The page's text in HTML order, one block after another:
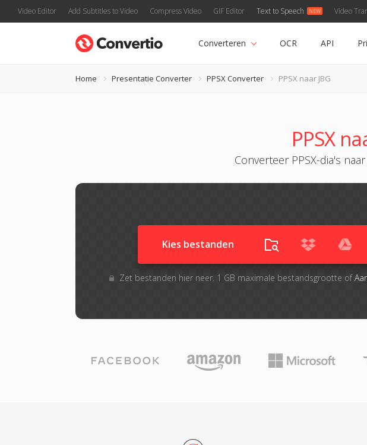
Video Editor Add Subtitles to Video Compress Video GIF Editor Text to Speech Video
Converteren OCR API
Home Presentatie Converter PPSX Converter PPSX naar JBG
PPSX
Converteer PPSX-dia's
Kies bestanden
Zet bestanden hier neer. 1 GB maximale bestandsgrootte of